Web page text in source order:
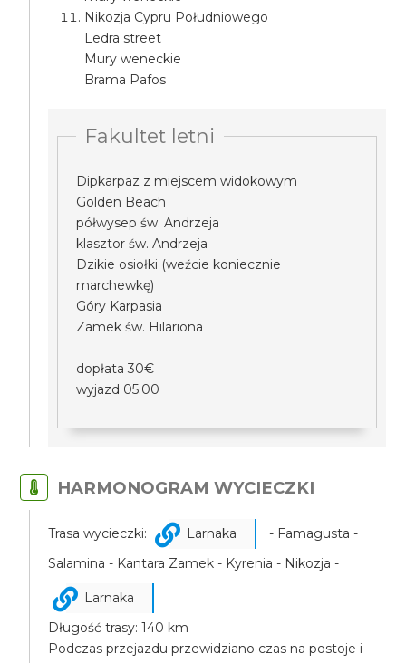
Nikozja Cypru Południowego
Ledra street
Mury weneckie
Brama Pafos
Fakultet letni
Dipkarpaz z miejscem widokowym
Golden Beach
półwysep św. Andrzeja
klasztor św. Andrzeja
Dzikie osiołki (weźcie koniecznie
marchewkę)
Góry Karpasia
Zamek św. Hilariona
dopłata 30€
wyjazd 05:00
HARMONOGRAM WYCIECZKI
Trasa wycieczki: Larnaka
- Famagusta -
Salamina - Kantara Zamek - Kyrenia - Nikozja -
Larnaka
Długość trasy: 140 km
Podczas przejazdu przewidziano czas na postoje i